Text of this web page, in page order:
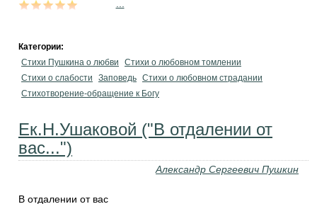
Категории:
Стихи Пушкина о любви
Стихи о любовном томлении
Стихи о слабости
Заповедь Стихи о любовном страдании
Стихотворение-обращение к Богу
Ек.Н.Ушаковой ("В отдалении от
вас...")
Александр Сергеевич Пушкин
В отдалении от вас